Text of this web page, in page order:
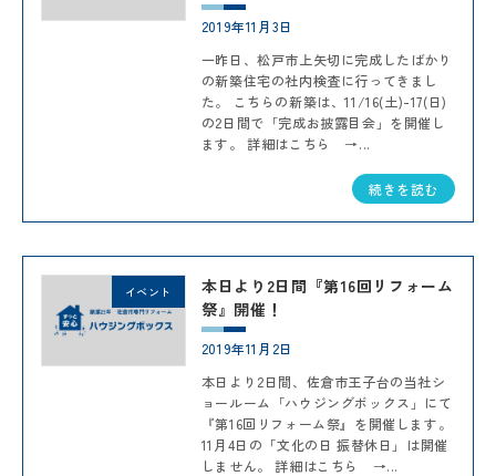
2019年11月3日
一昨日、松戸市上矢切に完成したばかり
の新築住宅の社内検査に行ってきまし
た。 こちらの新築は、11/16(土)-17(日)
の2日間で「完成お披露目会」を開催し
ます。 詳細はこちら →...
続きを読む
イベント
本日より2日間『第16回リフォーム
祭』開催！
2019年11月2日
本日より2日間、佐倉市王子台の当社シ
ョールーム「ハウジングボックス」にて
『第16回リフォーム祭』を開催します。
11月4日の「文化の日 振替休日」は開催
しません。 詳細はこちら →...